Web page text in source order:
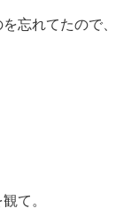
忘れてたので、
て。